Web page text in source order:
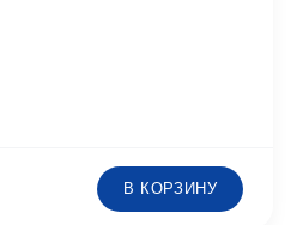
В КОРЗИНУ